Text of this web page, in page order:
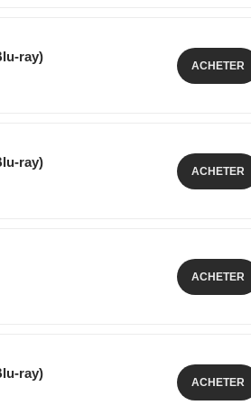
ray)
ACHETER
ray)
ACHETER
ACHETER
ray)
ACHETER